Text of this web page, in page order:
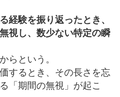
経験を振り返ったとき、
視し、数少ない特定の瞬
からという。
するとき、その長さを忘
「期間の無視」が起こ